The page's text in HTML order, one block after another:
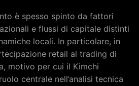
è spesso spinto da fattori
e flussi di capitale distinti
locali. In particolare, in
retail al trading di
motivo per cui il Kimchi
centrale nell’analisi tecnica